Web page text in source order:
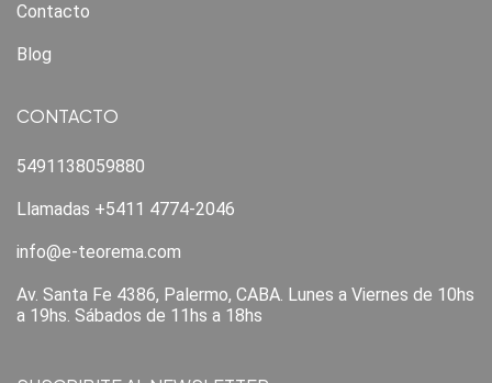
Contacto
Blog
CONTACTO
5491138059880
Llamadas +5411 4774-2046
info@e-teorema.com
Av. Santa Fe 4386, Palermo, CABA. Lunes a Viernes de 10hs
a 19hs. Sábados de 11hs a 18hs